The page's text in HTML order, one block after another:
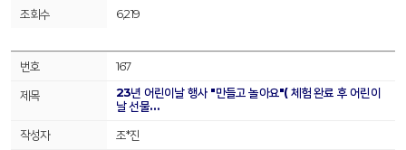
6,219
167
23년 어린이날 행사 "만들고 놀아요"( 체험 완료 후 어린이
날 선물…
조*진